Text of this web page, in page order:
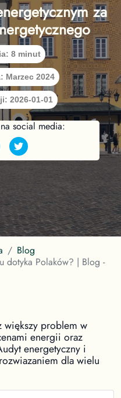
za
8 minut
Marzec 2024
2026-01-01
social media:
Blog
dotyka Polaków? | Blog -
większy problem w
energii oraz
energetyczny i
dla wielu